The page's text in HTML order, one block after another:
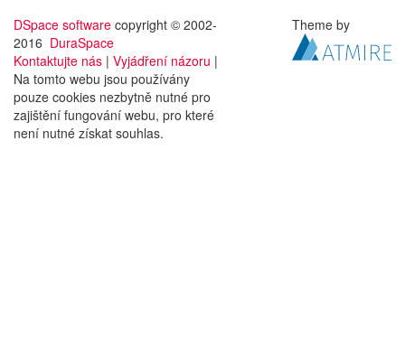
DSpace software copyright © 2002-
2016 DuraSpace
Kontaktujte nás | Vyjádření názoru |
Na tomto webu jsou používány
pouze cookies nezbytně nutné pro
zajištění fungování webu, pro které
není nutné získat souhlas.
Theme by